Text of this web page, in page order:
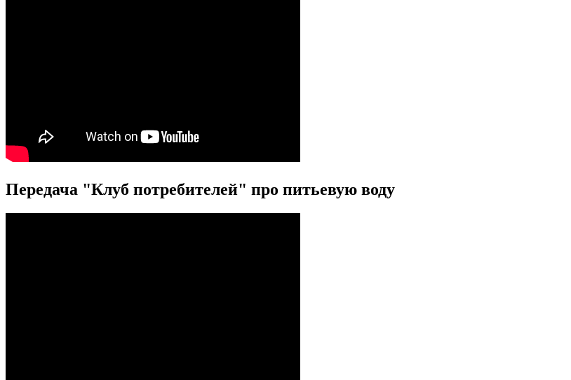
Передача "Клуб потребителей" про питьевую воду